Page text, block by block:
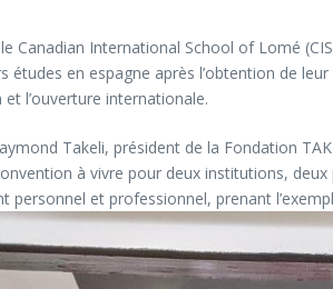
Canadian International School of Lomé
études en espagne après l’obtention de
l’ouverture internationale.
Takeli, président de la Fondation
à vivre pour deux institutions,
personnel et professionnel, prenant